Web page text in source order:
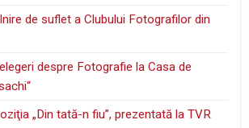
de suflet a Clubului Fotografilor din
despre Fotografie la Casa de
„Din tată-n fiu”, prezentată la TVR